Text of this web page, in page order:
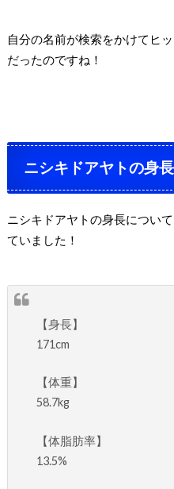
自分の名前が検索をかけてヒ
だったのですね！
ニシキドアヤトの身
ニシキドアヤトの身長につい
ていました！
【身長】
171cm
【体重】
58.7kg
【体脂肪率】
13.5%